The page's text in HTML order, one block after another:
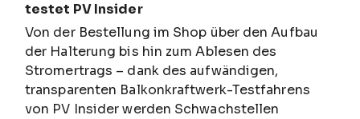
testet PV Insider
Von der Bestellung im Shop über den Aufbau
der Halterung bis hin zum Ablesen des
Stromertrags – dank des aufwändigen,
transparenten Balkonkraftwerk-Testfahrens
von PV Insider werden Schwachstellen